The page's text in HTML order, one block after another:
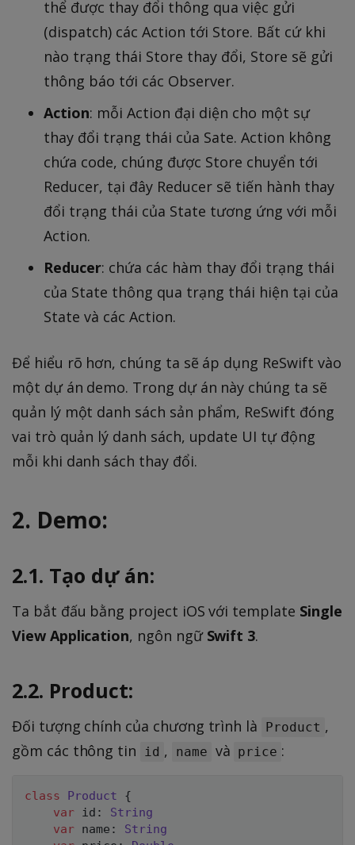
thể được thay đổi thông qua việc gửi
(dispatch) các Action tới Store. Bất cứ khi
nào trạng thái Store thay đổi, Store sẽ gửi
thông báo tới các Observer.
Action: mỗi Action đại diện cho một sự
thay đổi trạng thái của Sate. Action không
chứa code, chúng được Store chuyển tới
Reducer, tại đây Reducer sẽ tiến hành thay
đổi trạng thái của State tương ứng với mỗi
Action.
Reducer: chứa các hàm thay đổi trạng thái
của State thông qua trạng thái hiện tại của
State và các Action.
Để hiểu rõ hơn, chúng ta sẽ áp dụng ReSwift vào
một dự án demo. Trong dự án này chúng ta sẽ
quản lý một danh sách sản phẩm, ReSwift đóng
vai trò quản lý danh sách, update UI tự động
mỗi khi danh sách thay đổi.
2. Demo:
2.1. Tạo dự án:
Ta bắt đấu bằng project iOS với template Single
View Application, ngôn ngữ Swift 3.
2.2. Product:
Đối tượng chính của chương trình là Product ,
gồm các thông tin
id , name và price :
class Product
{
var id :
String
var name :
String